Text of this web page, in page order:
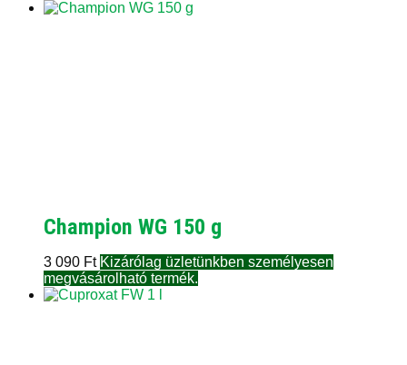
Champion WG 150 g
3 090 Ft Kizárólag üzletünkben személyesen
megvásárolható termék.